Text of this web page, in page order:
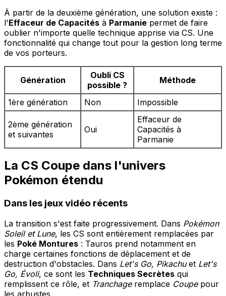
À partir de la deuxième génération, une solution existe :
l'Effaceur de Capacités à Parmanie permet de faire
oublier n'importe quelle technique apprise via CS. Une
fonctionnalité qui change tout pour la gestion long terme
de vos porteurs.
Génération
Oubli CS
possible ?
Méthode
1ère génération Non Impossible
2ème génération
et suivantes
Oui
Effaceur de
Capacités à
Parmanie
La CS Coupe dans l'univers
Pokémon étendu
Dans les jeux vidéo récents
La transition s'est faite progressivement. Dans Pokémon
Soleil et Lune, les CS sont entièrement remplacées par
les Poké Montures : Tauros prend notamment en
charge certaines fonctions de déplacement et de
destruction d'obstacles. Dans Let's Go, Pikachuet Let's
Go, Évoli, ce sont les Techniques Secrètes qui
remplissent ce rôle, et Tranchageremplace Coupepour